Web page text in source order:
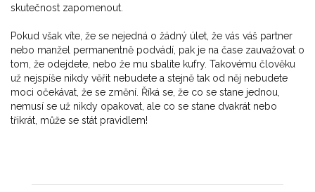
skutečnost zapomenout.
Pokud však víte, že se nejedná o žádný úlet, že vás váš partner
nebo manžel permanentně podvádí, pak je na čase zauvažovat o
tom, že odejdete, nebo že mu sbalíte kufry. Takovému člověku
už nejspíše nikdy věřit nebudete a stejně tak od něj nebudete
moci očekávat, že se změní. Říká se, že co se stane jednou,
nemusí se už nikdy opakovat, ale co se stane dvakrát nebo
třikrát, může se stát pravidlem!